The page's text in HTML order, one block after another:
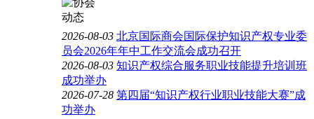
2026-08-03 北京国际商会国际保护知识产权专业委
员会2026年年中工作交流会成功召开
2026-08-03 知识产权综合服务职业技能提升培训班
成功举办
2026-07-28 第四届“知识产权行业职业技能大赛”成
功举办